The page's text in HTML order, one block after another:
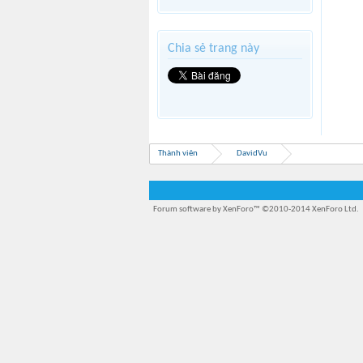
Chia sẻ trang này
Thành viên DavidVu
Forum software by XenForo™ ©2010-2014 XenForo Ltd.